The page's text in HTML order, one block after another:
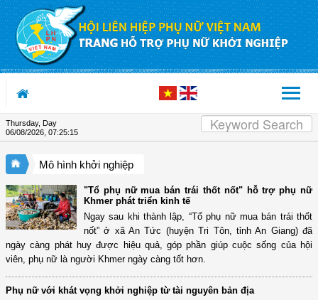
Skip to Content
Thursday, Day
06/08/2026 07:25:16
Mô hình khởi nghiệp
"Tổ phụ nữ mua bán trái thốt nốt" hỗ trợ phụ nữ
Khmer phát triển kinh tế
Ngay sau khi thành lập, “Tổ phụ nữ mua bán trái thốt
nốt” ở xã An Tức (huyện Tri Tôn, tỉnh An Giang) đã
ngày càng phát huy được hiệu quả, góp phần giúp cuộc sống của hội
viên, phụ nữ là người Khmer ngày càng tốt hơn.
Phụ nữ với khát vọng khởi nghiệp từ tài nguyên bản địa